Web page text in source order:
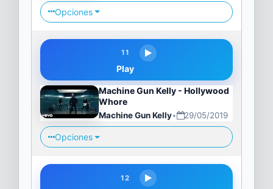
Opciones
11
Play
Machine Gun Kelly - Hollywood
Whore
Machine Gun Kelly• 29/05/2019
Opciones
12